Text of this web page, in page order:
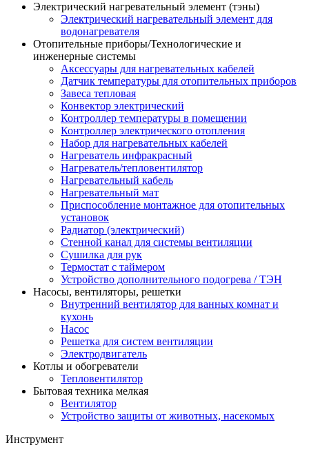
Электрический нагревательный элемент (тэны)
Электрический нагревательный элемент для
водонагревателя
Отопительные приборы/Технологические и
инженерные системы
Аксессуары для нагревательных кабелей
Датчик температуры для отопительных приборов
Завеса тепловая
Конвектор электрический
Контроллер температуры в помещении
Контроллер электрического отопления
Набор для нагревательных кабелей
Нагреватель инфракрасный
Нагреватель/тепловентилятор
Нагревательный кабель
Нагревательный мат
Приспособление монтажное для отопительных
установок
Радиатор (электрический)
Стенной канал для системы вентиляции
Сушилка для рук
Термостат с таймером
Устройство дополнительного подогрева / ТЭН
Насосы, вентиляторы, решетки
Внутренний вентилятор для ванных комнат и
кухонь
Насос
Решетка для систем вентиляции
Электродвигатель
Котлы и обогреватели
Тепловентилятор
Бытовая техника мелкая
Вентилятор
Устройство защиты от животных, насекомых
Инструмент